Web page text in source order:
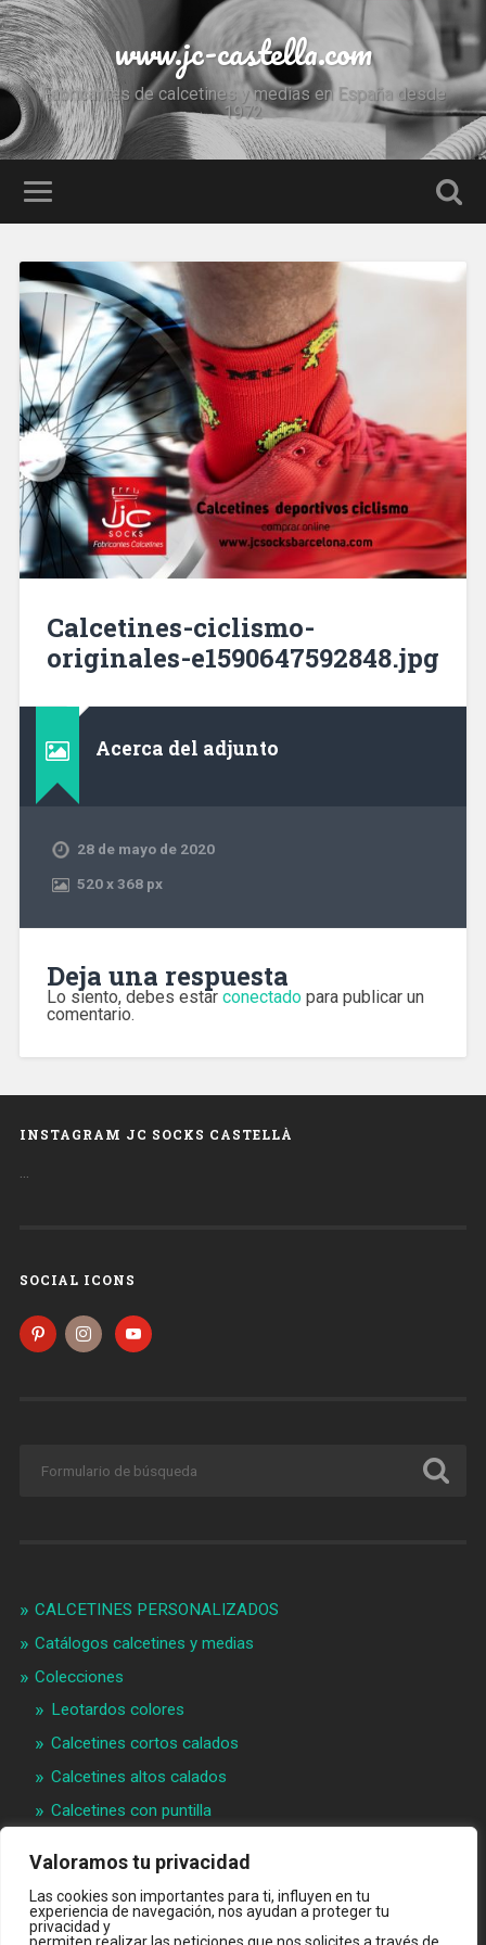
Valoramos tu privacidad
Las cookies son importantes para ti, influyen en tu
experiencia de navegación, nos ayudan a proteger tu
privacidad y
www.jc-castella.com
Fabricantes de calcetines y medias en España desde
1972
Calcetines-ciclismo-
originales-e1590647592848.jpg
Acerca del adjunto
28 de mayo de 2020
520x368 px
Deja una respuesta
Lo siento, debes estar conectadopara publicar un
comentario.
INSTAGRAM JC SOCKS CASTELLÀ
…
SOCIAL ICONS
CALCETINES PERSONALIZADOS
Catálogos calcetines y medias
Colecciones
Leotardos colores
Calcetines cortos calados
Calcetines altos calados
Calcetines con puntilla
Materias primeras
Videos